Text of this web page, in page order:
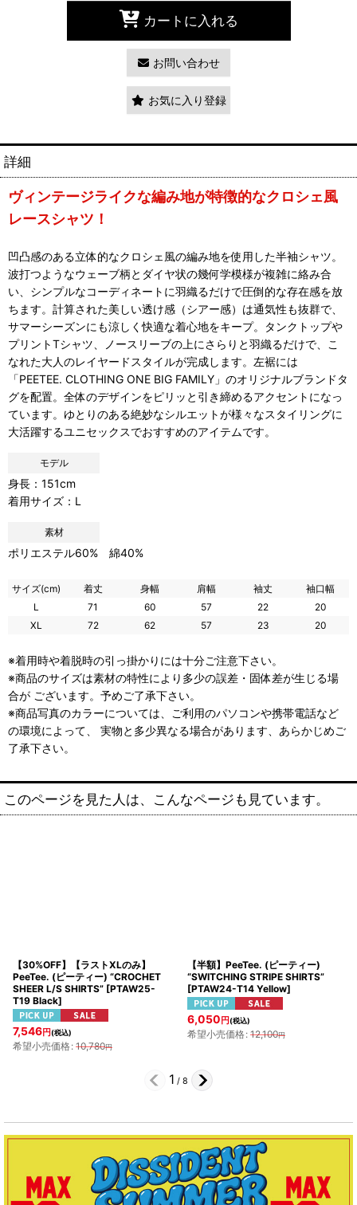
カートに入れる
お問い合わせ
お気に入り登録
詳細
ヴィンテージライクな編み地が特徴的なクロシェ風
レースシャツ！
凹凸感のある立体的なクロシェ風の編み地を使用した半袖シャツ。
波打つようなウェーブ柄とダイヤ状の幾何学模様が複雑に絡み合
い、シンプルなコーディネートに羽織るだけで圧倒的な存在感を放
ちます。計算された美しい透け感（シアー感）は通気性も抜群で、
サマーシーズンにも涼しく快適な着心地をキープ。タンクトップや
プリントTシャツ、ノースリーブの上にさらりと羽織るだけで、こ
なれた大人のレイヤードスタイルが完成します。左裾には
「PEETEE. CLOTHING ONE BIG FAMILY」のオリジナルブランドタ
グを配置。全体のデザインをピリッと引き締めるアクセントになっ
ています。ゆとりのある絶妙なシルエットが様々なスタイリングに
大活躍するユニセックスでおすすめのアイテムです。
モデル
身長：151cm
着用サイズ：L
素材
ポリエステル60% 綿40%
サイズ(cm) 着丈 身幅 肩幅 袖丈
袖口幅
L
71 60 57 22
20
XL
72 62 57 23 20
※着用時や着脱時の引っ掛かりには十分ご注意下さい。
※商品のサイズは素材の特性により多少の誤差・固体差が生じる場
合が ございます。予めご了承下さい。
※商品写真のカラーについては、ご利用のパソコンや携帯電話など
の環境によって、 実物と多少異なる場合があります、あらかじめご
了承下さい。
このページを見た人は、こんなページも見ています。
【30%OFF】【ラストXLのみ】
PeeTee. (ピーティー) “CROCHET
SHEER L/S SHIRTS” [PTAW25-
T19 Black]
7,546円(税込)
希望小売価格: 10,780円
【半額】PeeTee. (ピーティー)
“SWITCHING STRIPE SHIRTS”
[PTAW24-T14 Yellow]
6,050 円(税込)
希望小売価格: 12,100円
1 / 8